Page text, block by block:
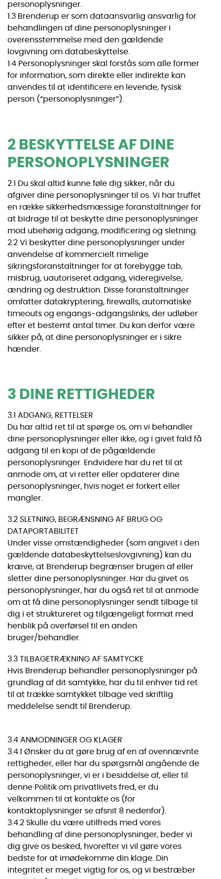
personoplysninger.
1.3 Brenderup er som dataansvarlig ansvarlig for
behandlingen af dine personoplysninger i
overensstemmelse med den gældende
lovgivning om databeskyttelse.
1.4 Personoplysninger skal forstås som alle former
for information, som direkte eller indirekte kan
anvendes til at identificere en levende, fysisk
person (“personoplysninger”).
2 BESKYTTELSE AF DINE
PERSONOPLYSNINGER
2.1 Du skal altid kunne føle dig sikker, når du
afgiver dine personoplysninger til os. Vi har truffet
en række sikkerhedsmæssige foranstaltninger for
at bidrage til at beskytte dine personoplysninger
mod ubehørig adgang, modificering og sletning.
2.2 Vi beskytter dine personoplysninger under
anvendelse af kommercielt rimelige
sikringsforanstaltninger for at forebygge tab,
misbrug, uautoriseret adgang, videregivelse,
ændring og destruktion. Disse foranstaltninger
omfatter datakryptering, firewalls, automatiske
timeouts og engangs-adgangslinks, der udløber
efter et bestemt antal timer. Du kan derfor være
sikker på, at dine personoplysninger er i sikre
hænder.
3 DINE RETTIGHEDER
3.1 ADGANG, RETTELSER
Du har altid ret til at spørge os, om vi behandler
dine personoplysninger eller ikke, og i givet fald få
adgang til en kopi af de pågældende
personoplysninger. Endvidere har du ret til at
anmode om, at vi retter eller opdaterer dine
personoplysninger, hvis noget er forkert eller
mangler.
3.2 SLETNING, BEGRÆNSNING AF BRUG OG
DATAPORTABILITET
Under visse omstændigheder (som angivet i den
gældende databeskyttelseslovgivning) kan du
kræve, at Brenderup begrænser brugen af eller
sletter dine personoplysninger. Har du givet os
personoplysninger, har du også ret til at anmode
om at få dine personoplysninger sendt tilbage til
dig i et struktureret og tilgængeligt format med
henblik på overførsel til en anden
bruger/behandler.
3.3 TILBAGETRÆKNING AF SAMTYCKE
Hvis Brenderup behandler personoplysninger på
grundlag af dit samtykke, har du til enhver tid ret
til at trække samtykket tilbage ved skriftlig
meddelelse sendt til Brenderup.
3.4 ANMODNINGER OG KLAGER
3.4.1 Ønsker du at gøre brug af en af ovennævnte
rettigheder, eller har du spørgsmål angående de
personoplysninger, vi er i besiddelse af, eller til
denne Politik om privatlivets fred, er du
velkommen til at kontakte os (for
kontaktoplysninger se afsnit 8 nedenfor).
3.4.2 Skulle du være utilfreds med vores
behandling af dine personoplysninger, beder vi
dig give os besked, hvorefter vi vil gøre vores
bedste for at imødekomme din klage. Din
integritet er meget vigtig for os, og vi bestræber